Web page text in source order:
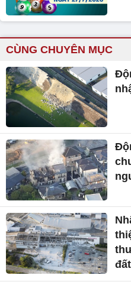
CÙNG CHUYÊN MỤC
đất